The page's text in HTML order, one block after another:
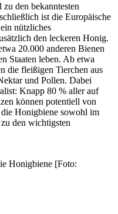
den bekanntesten
ist die Europäische
nützliches
den leckeren Honig.
20.000 anderen Bienen
Staaten leben. Ab etwa
die fleißigen Tierchen aus
und Pollen. Dabei
Knapp 80 % aller auf
können potentiell von
Honigbiene sowohl im
den wichtigsten
Honigbiene [Foto: